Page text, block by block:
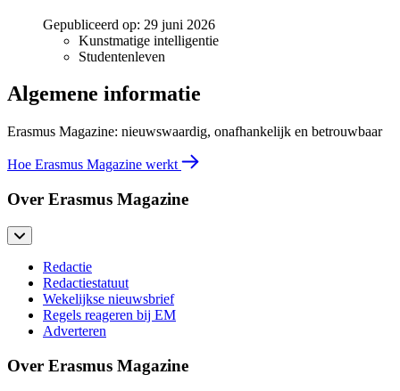
Gepubliceerd op: 29 juni 2026
Kunstmatige intelligentie
Studentenleven
Algemene informatie
Erasmus Magazine: nieuwswaardig, onafhankelijk en betrouwbaar
Hoe Erasmus Magazine werkt
Over Erasmus Magazine
Redactie
Redactiestatuut
Wekelijkse nieuwsbrief
Regels reageren bij EM
Adverteren
Over Erasmus Magazine